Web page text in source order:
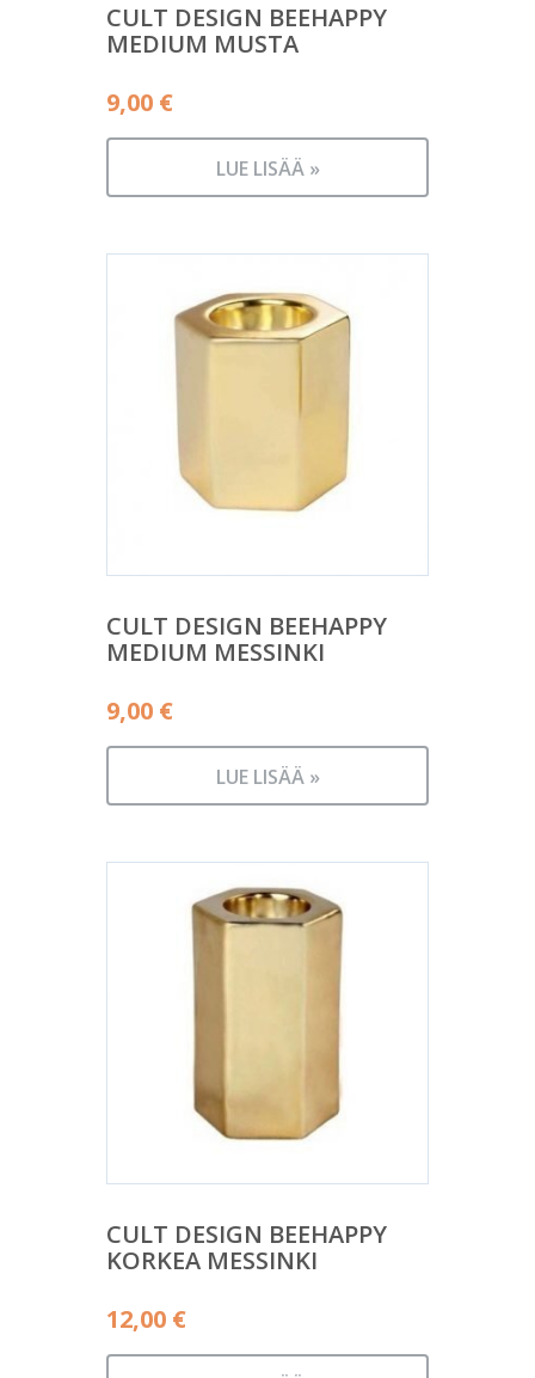
CULT DESIGN BEEHAPPY
MEDIUM MUSTA
9,00 €
LUE LISÄÄ »
CULT DESIGN BEEHAPPY
MEDIUM MESSINKI
9,00 €
LUE LISÄÄ »
CULT DESIGN BEEHAPPY
KORKEA MESSINKI
12,00 €